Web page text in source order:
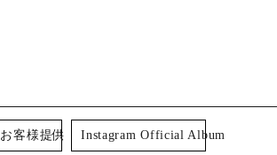
お客様提供 Instagram Official Album